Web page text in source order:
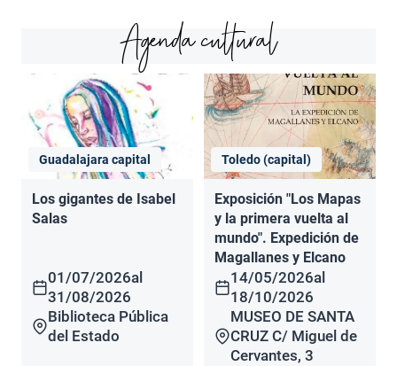
Agenda cultural
Guadalajara capital
Los gigantes de Isabel
Salas
01/07/2026al
31/08/2026
Biblioteca Pública
del Estado
Toledo (capital)
Exposición "Los Mapas
y la primera vuelta al
mundo". Expedición de
Magallanes y Elcano
14/05/2026al
18/10/2026
MUSEO DE SANTA
CRUZ C/ Miguel de
Cervantes, 3